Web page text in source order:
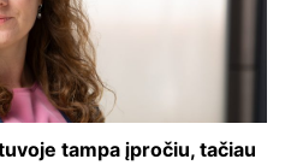
tampa įpročiu, tačiau